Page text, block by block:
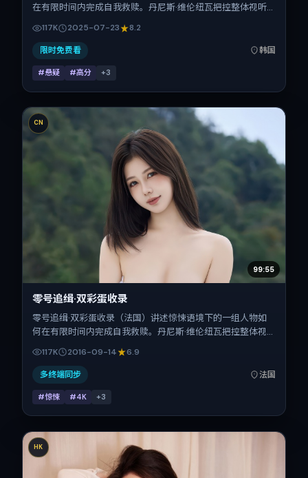
在有限时间内完成自我救赎。丹尼斯·维伦纽瓦把控整体视听
富。影片定于 2025-07-23 起陆续登陆院线与网络平台，暑
期档公映，片长173分钟。
117K 2025-07-23 8.2
限时免费看 韩国
#悬疑 #高分 +3
CN
99:55
零号追缉·双彩蛋收录
零号追缉·双彩蛋收录（法国）讲述惊悚语境下的一组人物如
何在有限时间内完成自我救赎。丹尼斯·维伦纽瓦把控整体视
听语言，木村拓哉、赵丽颖、汤唯、张子枫的表演层次丰富。
影片定于 2016-09-14 起陆续登陆院线与网络平台，国庆档前
后公映，片长119分钟。
117K 2016-09-14 6.9
多终端同步 法国
#惊悚 #4K +3
HK